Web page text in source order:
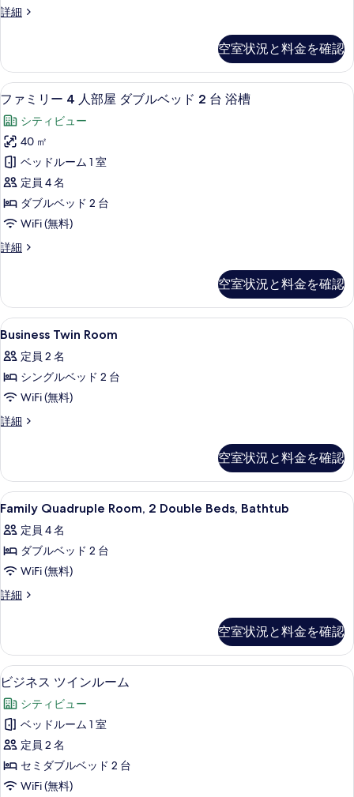
る
プ
ル
ー
ム
の
す
べ
て
の
写
真
示
す
る
詳細
ベ
ク
ト
リ
ル
ル
ー
ム
の
詳
細
空室状況と料金を確認
フ
ァ
ミ
リ
ー
4
人
部
屋
ブ
ル
ベ
ッ
ド
2
台
の
す
べ
て
の
写
真
表
示
す
る
ファミリー 4 人部屋 ダブルベッド 2
10
ファミリー 4 人部屋 ダブルベッド 2 台 浴槽
シティビュー
40 ㎡
ベッドルーム 1 室
定員 4 名
ダブルベッド 2 台
WiFi (無料)
詳細
フ
ー
4
人
屋
ダ
ル
ベ
ッ
台
槽
の
詳
細
空室状況と料金を確認
Business
Twin
Room
の
す
べ
写
真
を
表
示
す
デスク、ノートパソコン用作業スペ
1
Business Twin Room
定員 2 名
シングルベッド 2 台
WiFi (無料)
詳細
Business
詳
細
空室状況と料金を確認
Family
Quadruple
Room,
2
Double
Beds,
す
べ
て
の
写
真
を
表
デスク、ノートパソコン用作業スペ
11
Family Quadruple Room, 2 Double Beds, Bathtub
定員 4 名
ダブルベッド 2 台
WiFi (無料)
詳細
Family
Double
Beds,
Bathtub
詳
細
空室状況と料金を確認
ビ
ジ
ネ
ス
ツ
イ
ビジネス ツインルーム | デスク、ノ
3
ビジネス ツインルーム
シティビュー
ベッドルーム 1 室
定員 2 名
セミダブルベッド 2 台
WiFi (無料)